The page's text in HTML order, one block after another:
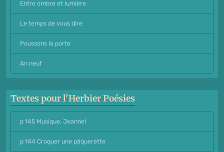
Entre ombre et lumière
Le temps de vous dire
Poussons la porte
An neuf
Textes pour l'Herbier Poésies
p 145 Musique, Jeanne!
p 144 Croquer une pâquerette